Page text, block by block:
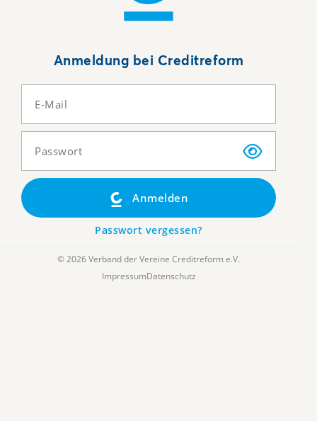
Anmeldung bei Creditreform
Anmelden
Passwort vergessen?
© 2026 Verband der Vereine Creditreform e.V.
ImpressumDatenschutz